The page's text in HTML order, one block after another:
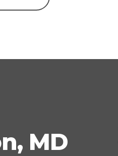
MD